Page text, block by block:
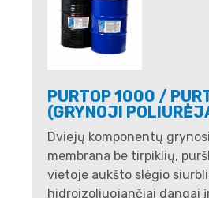
PURTOP 1000 /
(GRYNOJI
Dviejų komponentų
membrana be tirpiklių,
vietoje aukšto slėgio
hidroizoliuojančiai dangai